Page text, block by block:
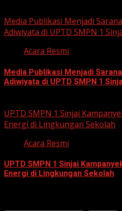
Media Publikasi Menjadi
Adiwiyata di UPTD SMPN 1
Acara Resmi
Media Publikasi Menjadi
Adiwiyata di UPTD SMPN 1
UPTD SMPN 1 Sinjai
Energi di Lingkungan Sekolah
Acara Resmi
UPTD SMPN 1 Sinjai
Energi di Lingkungan Sekolah